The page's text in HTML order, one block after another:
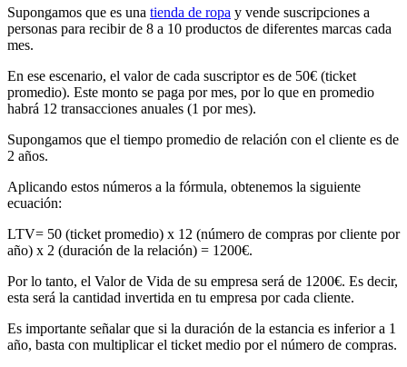
Supongamos que es una tienda de ropa y vende suscripciones a
personas para recibir de 8 a 10 productos de diferentes marcas cada
mes.
En ese escenario, el valor de cada suscriptor es de 50€ (ticket
promedio). Este monto se paga por mes, por lo que en promedio
habrá 12 transacciones anuales (1 por mes).
Supongamos que el tiempo promedio de relación con el cliente es de
2 años.
Aplicando estos números a la fórmula, obtenemos la siguiente
ecuación:
LTV= 50 (ticket promedio) x 12 (número de compras por cliente por
año) x 2 (duración de la relación) = 1200€.
Por lo tanto, el Valor de Vida de su empresa será de 1200€. Es decir,
esta será la cantidad invertida en tu empresa por cada cliente.
Es importante señalar que si la duración de la estancia es inferior a 1
año, basta con multiplicar el ticket medio por el número de compras.